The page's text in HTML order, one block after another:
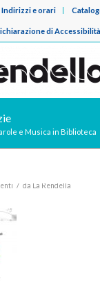
Indirizzi e orari
di Accessibilità
e Musica in Biblioteca
/ da La Rendella